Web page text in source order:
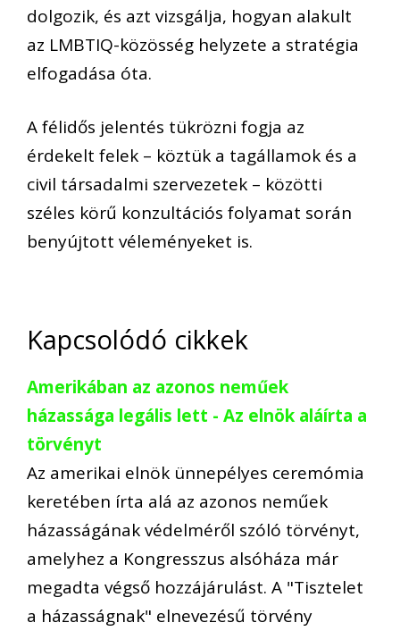
dolgozik, és azt vizsgálja, hogyan alakult
az LMBTIQ-közösség helyzete a stratégia
elfogadása óta.
A félidős jelentés tükrözni fogja az
érdekelt felek – köztük a tagállamok és a
civil társadalmi szervezetek – közötti
széles körű konzultációs folyamat során
benyújtott véleményeket is.
Kapcsolódó cikkek
Amerikában az azonos neműek
házassága legális lett - Az elnök aláírta a
törvényt
Az amerikai elnök ünnepélyes ceremómia
keretében írta alá az azonos neműek
házasságának védelméről szóló törvényt,
amelyhez a Kongresszus alsóháza már
megadta végső hozzájárulást. A "Tisztelet
a házasságnak" elnevezésű törvény